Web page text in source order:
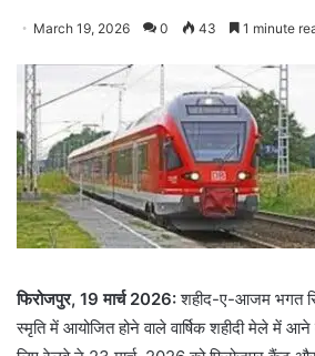
March 19, 2026 0 43 1 minute
फिरोजपुर, 19 मार्च 2026:शहीद-ए-आजम भगत
स्मृति में आयोजित होने वाले वार्षिक शहीदी मेले में आने